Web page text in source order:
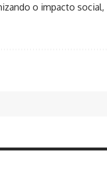
o impacto social,